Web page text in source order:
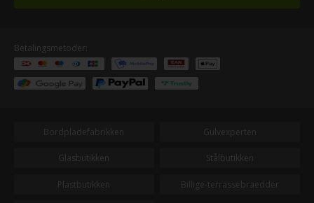
Betalingsmetoder:
Bordpladefabrikken Gulvexperten
Glasbutikken Stålbutikken
Plastbutikken Billige-terrassebraedder